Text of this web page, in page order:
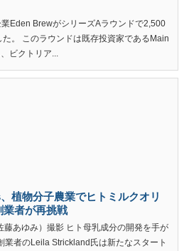
Eden BrewがシリーズAラウンドで2,500
。 このラウンドは既存投資家であるMain
ビクトリア...
植物分子農業でヒトミルクオリ
者が再挑戦
あゆみ）撮影 ヒト母乳成分の開発を手が
業者のLeila Strickland氏は新たなスタート